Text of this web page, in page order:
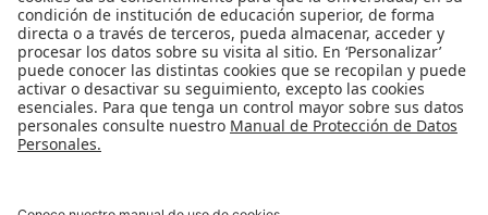
Universidad de los Andes | Vigilada Mineducación
Reconocimiento como Universidad: Decreto 1297 del 30 de mayo de 1964.
Reconocimiento personería jurídica: Resolución 28 del 23 de febrero de 1949